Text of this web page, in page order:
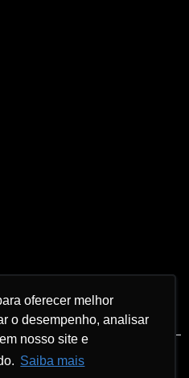
oferecer melhor
o desempenho, analisar
nosso site e
Saiba mais
oferecer melhor
o desempenho, analisar
nosso site e
Saiba mais